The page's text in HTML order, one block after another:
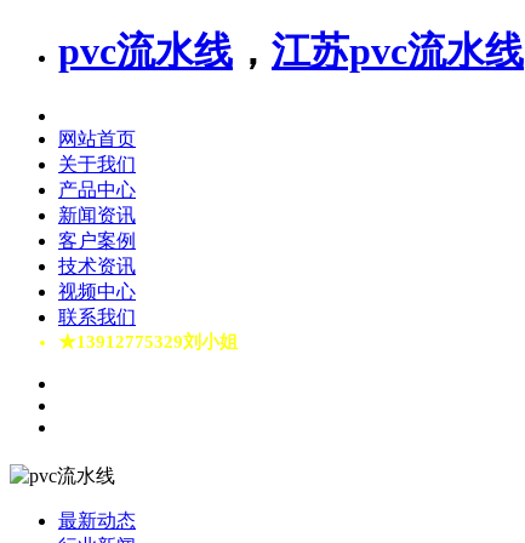
pvc流水线 ， 江苏pvc流水线
网站首页
关于我们
产品中心
新闻资讯
客户案例
技术资讯
视频中心
联系我们
★13912775329刘小姐
最新动态